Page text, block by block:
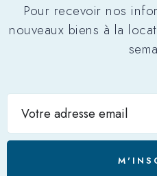
Pour recevoir nos
nouveaux biens à la